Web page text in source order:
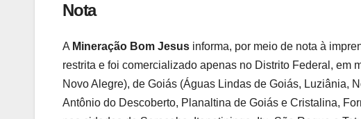
Nota
A Mineração Bom Jesus informa, por meio de nota à
restrita e foi comercializado apenas no Distrito Federal, em
Novo Alegre), de Goiás (Águas Lindas de Goiás, Luziânia,
Antônio do Descoberto, Planaltina de Goiás e Cristalina,